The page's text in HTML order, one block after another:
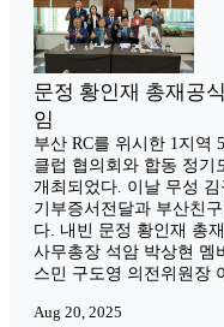
문정 황인재 총재공
임
부산 RC를 위시한 1지역
클럽 협의회와 합동 정기
개최되었다. 이날 무성
기부증서전달과 부산친
다. 내빈 문정 황인재 총
사무총장 석암 박상현 멤
스민 구도영 의전위원장
Aug 20, 2025